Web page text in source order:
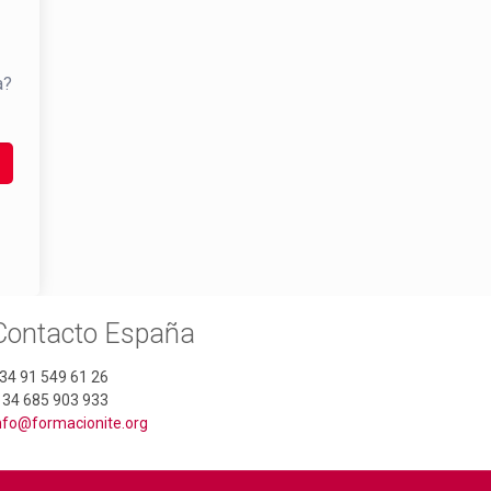
España
91 549 61 26
34 685 903 933